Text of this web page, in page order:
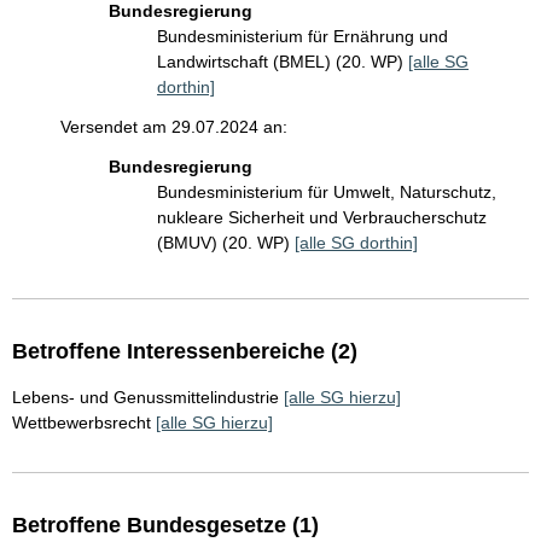
Bundesregierung
Bundesministerium für Ernährung und
Landwirtschaft (BMEL) (20. WP) [alle SG
dorthin]
Versendet am 29.07.2024 an:
Bundesregierung
Bundesministerium für Umwelt, Naturschutz,
nukleare Sicherheit und Verbraucherschutz
(BMUV) (20. WP) [alle SG dorthin]
Betroffene Interessenbereiche (2)
Lebens- und Genussmittelindustrie [alle SG hierzu]
Wettbewerbsrecht [alle SG hierzu]
Betroffene Bundesgesetze (1)